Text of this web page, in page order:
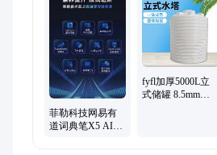
分析仪、电动机、热成像仪、履带运输
仪、涂层测厚仪、旅行自行车、彩色复
流稳压电源、红外线水平仪、烙铁焊、
菲勒科技网易有
道词典笔X5 AI扫
fyfl加厚5000L立
式储罐 8.5mm壁